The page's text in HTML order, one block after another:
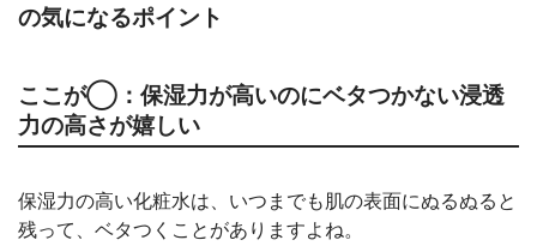
の気になるポイント
ここが◯：保湿力が高いのにベタつかない浸透
力の高さが嬉しい
保湿力の高い化粧水は、いつまでも肌の表面にぬるぬると
残って、ベタつくことがありますよね。